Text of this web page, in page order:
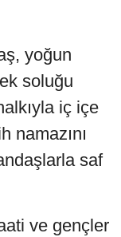
yoğun
soluğu
iç içe
namazını
saf
ve gençler